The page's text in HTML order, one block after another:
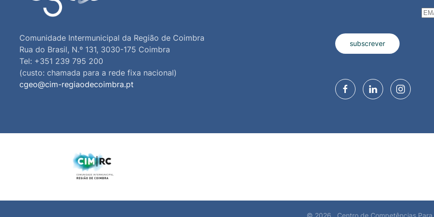
Comunidade Intermunicipal da Região de Coimbra
Rua do Brasil, N.º 131, 3030-175 Coimbra
Tel: +351 239 795 200
(custo: chamada para a rede fixa nacional)
cgeo@cim-regiaodecoimbra.pt
subscrever
© 2026 . Centro de Competências